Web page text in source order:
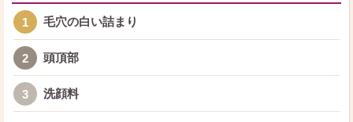
1 毛穴の白い詰まり
2 頭頂部
3 洗顔料